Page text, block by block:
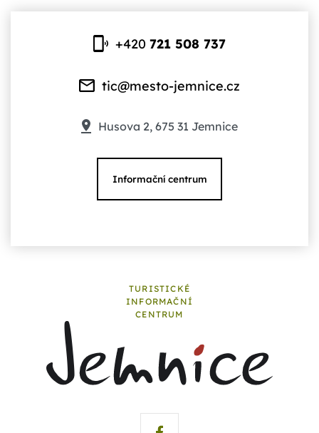
+420721 508 737
tic@mesto-jemnice.cz
Husova 2, 675 31 Jemnice
Informační centrum
TURISTICKÉ
INFORMAČNÍ
CENTRUM